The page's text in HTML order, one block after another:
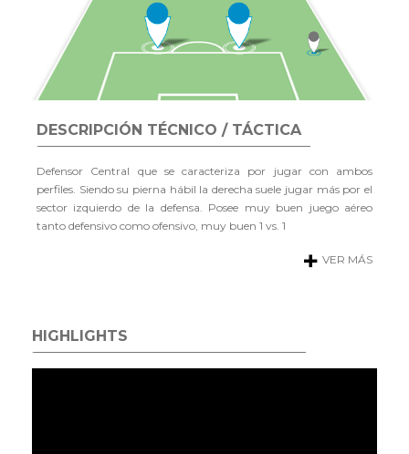
DESCRIPCIÓN TÉCNICO / TÁCTICA
Defensor Central que se caracteriza por jugar con ambos
perfiles. Siendo su pierna hábil la derecha suele jugar más por el
sector izquierdo de la defensa. Posee muy buen juego aéreo
tanto defensivo como ofensivo, muy buen 1 vs. 1
VER MÁS
HIGHLIGHTS